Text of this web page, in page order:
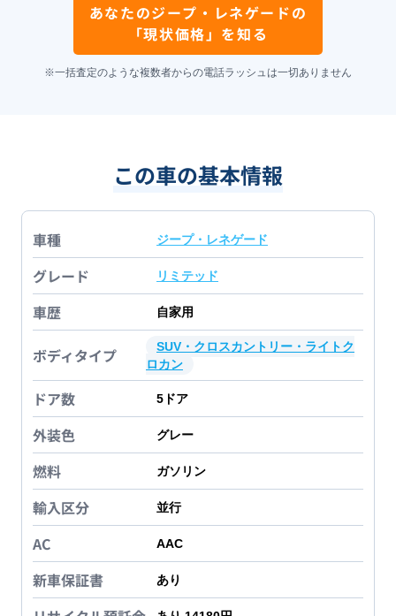
あなたのジープ・レネゲードの
「現状価格」を知る
※一括査定のような複数者からの電話ラッシュは一切ありません
この車の基本情報
車種 ジープ・レネゲード
グレード リミテッド
車歴 自家用
ボディタイプ
SUV・クロスカントリー・ライトク
ロカン
ドア数 5 ドア
外装色 グレー
燃料 ガソリン
輸入区分 並行
AC AAC
新車保証書 あり